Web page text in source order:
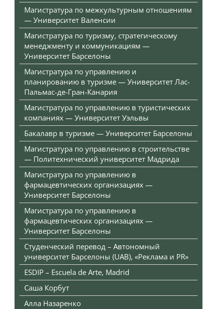
Магистратура по межкультурным отношениям
— Университет Валенсии
Магистратура по туризму, стратегическому
менеджменту и коммуникациям —
Университет Барселоны
Магистратура по управлению и
планированию в туризме — Университет Лас-
Пальмас-де-Гран-Канария
Магистратура по управлению в туристических
компаниях — Университет Уэльвы
Бакалавр в туризме — Университет Барселоны
Магистратура по управлению в строительстве
— Политехнический университет Мадрида
Магистратура по управлению в
фармацевтических организациях —
Университет Барселоны
Магистратура по управлению в
фармацевтических организациях —
Университет Барселоны
Студенческий перевод – Автономный
университет Барселоны (UAB), «Реклама и PR»
ESDIP – Escuela de Arte, Madrid
Саша Корбут
Алла Назаренко